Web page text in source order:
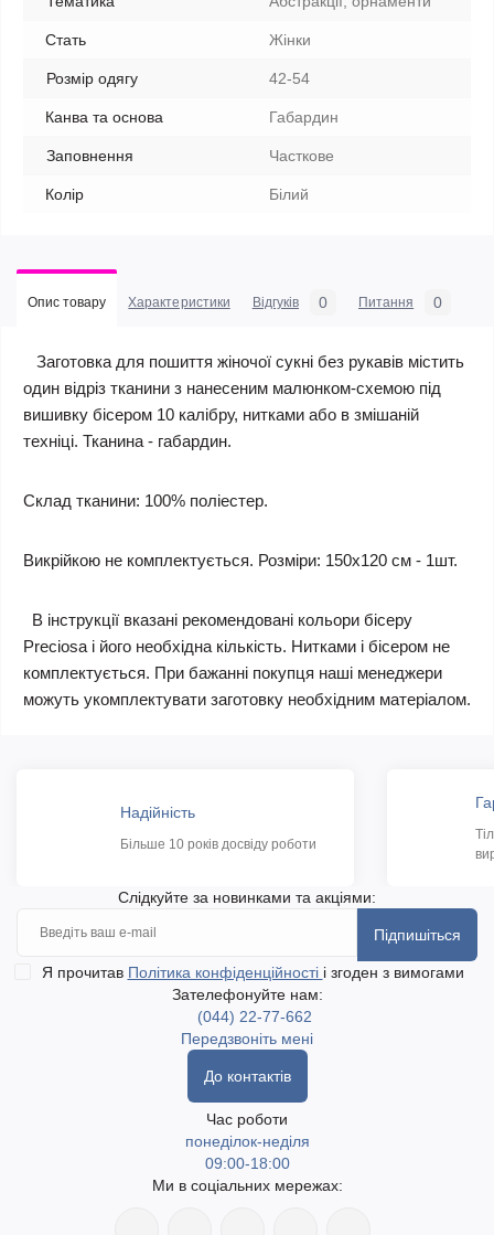
Стать Жінки
Розмір одягу 42-54
Канва та основа Габардин
Заповнення Часткове
Колір Білий
Опис товару Характеристики Відгуків 0 Питання 0
Заготовка для пошиття жіночої сукні без рукавів містить
один відріз тканини з нанесеним малюнком-схемою під
вишивку бісером 10 калібру, нитками або в змішаній
техніці. Тканина - габардин.
Склад тканини: 100% поліестер.
Викрійкою не комплектується. Розміри: 150х120 см - 1шт.
В інструкції вказані рекомендовані кольори бісеру
Preciosa і його необхідна кількість. Нитками і бісером не
комплектується. При бажанні покупця наші менеджери
можуть укомплектувати заготовку необхідним матеріалом.
Надійність
Більше 10 років досвіду роботи
Слідкуйте за новинками та акціями:
Підпишіться
Я прочитав Політика конфіденційності і згоден з вимогами
Зателефонуйте нам:
(044) 22-77-662
Передзвоніть мені
До контактів
Час роботи
понеділок-неділя
09:00-18:00
Ми в соціальних мережах: